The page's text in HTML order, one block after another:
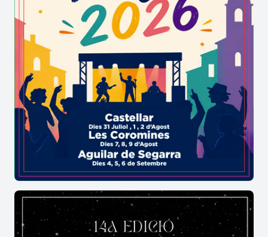
l’esdeveniment per excel·lència, que any rere any
fa que les persones del Pla que la vida ha portat a
altres contrades busquin retrobar-se amb els
seus amics de la infància, amb la família i el poble.
La festa es fa al voltant d’una foguera, on es torra
una llesca de pa de pagès, que la tradició mana
que es punxi a l’extrem d’una canya verda per
acostar-la al caliu i es demana la col·laboració de
la persona que fa el mateix a l’altra banda de la
foguera per informar de quan la torrada és al
autèntic esdeveniment social. En l’actualitat té
una participació multitudinària, però, tot i això,